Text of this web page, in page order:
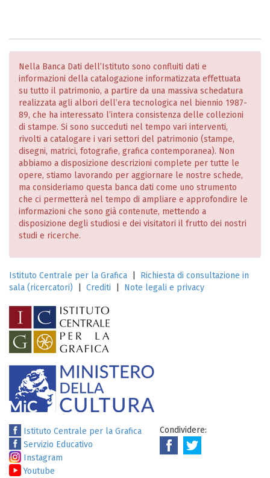
Nella Banca Dati dell’Istituto sono confluiti dati e
informazioni della catalogazione informatizzata effettuata
su tutto il patrimonio, a partire da una massiva schedatura
realizzata agli albori dell’era tecnologica nel biennio 1987-
89, che ha interessato l’intera consistenza delle collezioni
di stampe. Si sono succeduti nel tempo vari interventi,
rivolti a catalogare i vari settori del patrimonio (stampe,
disegni, matrici, fotografie, grafica contemporanea). Non
abbiamo a disposizione descrizioni complete per tutte le
opere, stiamo lavorando per aggiornare le nostre schede,
ma consideriamo questa banca dati come uno strumento
che ci permetterà nel tempo di ampliare e approfondire le
informazioni che sono già contenute, mettendo a
disposizione degli studiosi e dei visitatori il frutto dei nostri
studi e ricerche.
Istituto Centrale per la Grafica
Richiesta di consultazione in
sala (ricercatori)
Crediti Note legali e privacy
Istituto Centrale per la Grafica
Servizio Educativo
Instagram
Youtube
Condividere: